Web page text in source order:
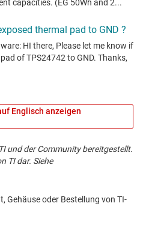
Englisch anzeigen
und der Community bereitgestellt.
TI dar. Siehe
Gehäuse oder Bestellung von TI-